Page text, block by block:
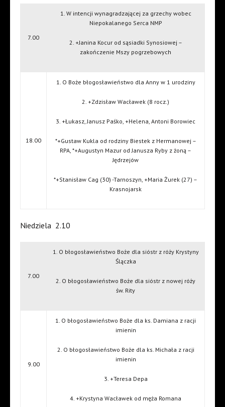
7.00
1. W intencji wynagradzającej za grzechy wobec
Niepokalanego Serca NMP
2. +Janina Kocur od sąsiadki Synosiowej –
zakończenie Mszy pogrzebowych
18.00
1. O Boże błogosławieństwo dla Anny w 1 urodziny
2. +Zdzisław Wacławek (8 rocz.)
3. +Łukasz, Janusz Paśko, +Helena, Antoni Borowiec
*+Gustaw Kukla od rodziny Biestek z Hermanowej –
RPA, *+Augustyn Mazur od Janusza Ryby z żoną –
Jędrzejów
*+Stanisław Cag (30) -Tarnoszyn, +Maria Żurek (27) –
Krasnojarsk
Niedziela 2.10
7.00
1. O błogosławieństwo Boże dla sióstr z róży Krystyny
Ślączka
2. O błogosławieństwo Boże dla sióstr z nowej róży
św. Rity
9.00
1. O błogosławieństwo Boże dla ks. Damiana z racji
imienin
2. O błogosławieństwo Boże dla ks. Michała z racji
imienin
3. +Teresa Depa
4. +Krystyna Wacławek od męża Romana